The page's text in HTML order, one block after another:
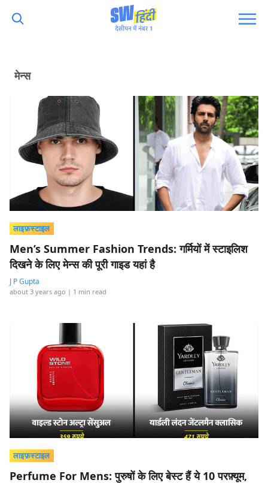
मेन्स
लाइफ़स्टाइल
Men’s Summer Fashion Trends: गर्मियों में स्टाइलिश
दिखने के लिए मेन्स की पूरी गाइड यहां है
J P Gupta
about 3 years ago | 1 min read
लाइफ़स्टाइल
Perfume For Mens: पुरुषों के लिए बेस्ट हैं ये 10 परफ़्यूम,